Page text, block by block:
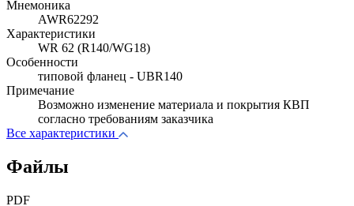
Мнемоника
AWR62292
Характеристики
WR 62 (R140/WG18)
Особенности
типовой фланец - UBR140
Примечание
Возможно изменение материала и покрытия КВП
согласно требованиям заказчика
Все характеристики
Файлы
PDF